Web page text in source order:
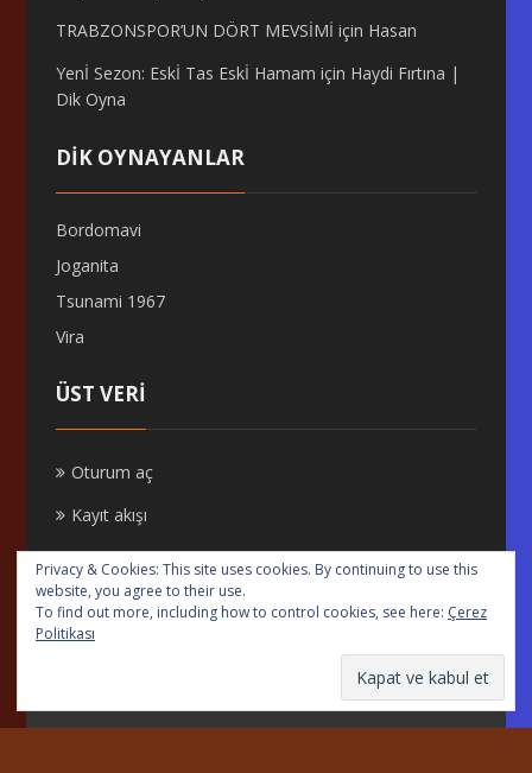
TRABZONSPOR’UN DÖRT MEVSİMİ için Hasan
Yenİ Sezon: Eskİ Tas Eskİ Hamam için Haydi Fırtına |
Dik Oyna
DİK OYNAYANLAR
Bordomavi
Joganita
Tsunami 1967
Vira
ÜST VERI
Oturum aç
Kayıt akışı
Yorum akışı
WordPress.org
Theme by WowThemes.net
Privacy & Cookies: This site uses cookies. By continuing to use this
website, you agree to their use.
To find out more, including how to control cookies, see here: Çerez
Politikası